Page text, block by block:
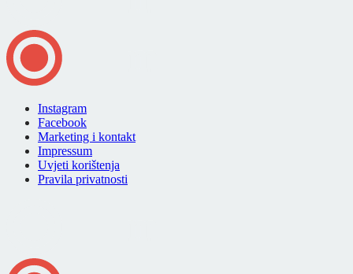
Instagram
Facebook
Marketing i kontakt
Impressum
Uvjeti korištenja
Pravila privatnosti